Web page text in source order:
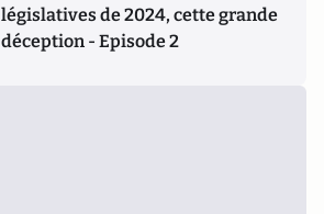
législatives de 2024, cette grande
déception - Episode 2